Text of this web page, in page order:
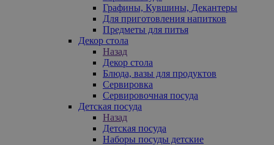
Графины, Кувшины, Декантеры
Для приготовления напитков
Предметы для питья
Декор стола
Назад
Декор стола
Блюда, вазы для продуктов
Сервировка
Сервировочная посуда
Детская посуда
Назад
Детская посуда
Наборы посуды детские